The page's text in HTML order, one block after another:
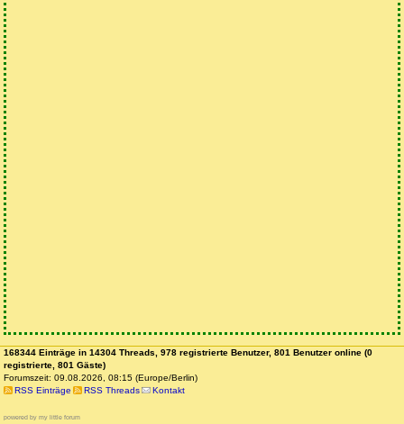
168344 Einträge in 14304 Threads, 978 registrierte Benutzer, 801 Benutzer online (0
registrierte, 801 Gäste)
Forumszeit: 09.08.2026, 08:15 (Europe/Berlin)
RSS Einträge
RSS Threads Kontakt
powered by my little forum